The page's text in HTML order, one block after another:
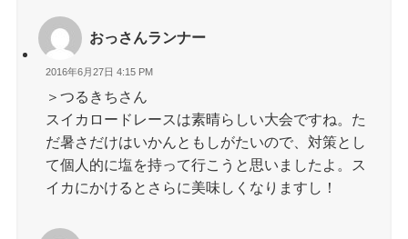
おっさんランナー
2016年6月27日 4:15 PM
＞つるきちさん
スイカロードレースは素晴らしい大会ですね。た
だ暑さだけはいかんともしがたいので、対策とし
て個人的に塩を持って行こうと思いましたよ。ス
イカにかけるとさらに美味しくなりますし！